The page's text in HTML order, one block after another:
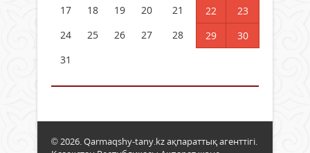
17
18 19 20 21 22
23
24
25 26 27 28 29
30
31
© 2026. Qarmaqshy-tany.kz ақпараттық агенттігі.